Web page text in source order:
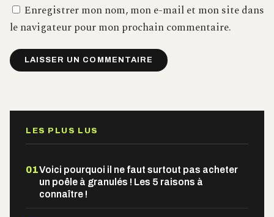
Enregistrer mon nom, mon e-mail et mon site dans
le navigateur pour mon prochain commentaire.
LES PLUS LUS
01Voici pourquoi il ne faut surtout pas acheter
un poêle à granulés ! Les 5 raisons à
connaître !